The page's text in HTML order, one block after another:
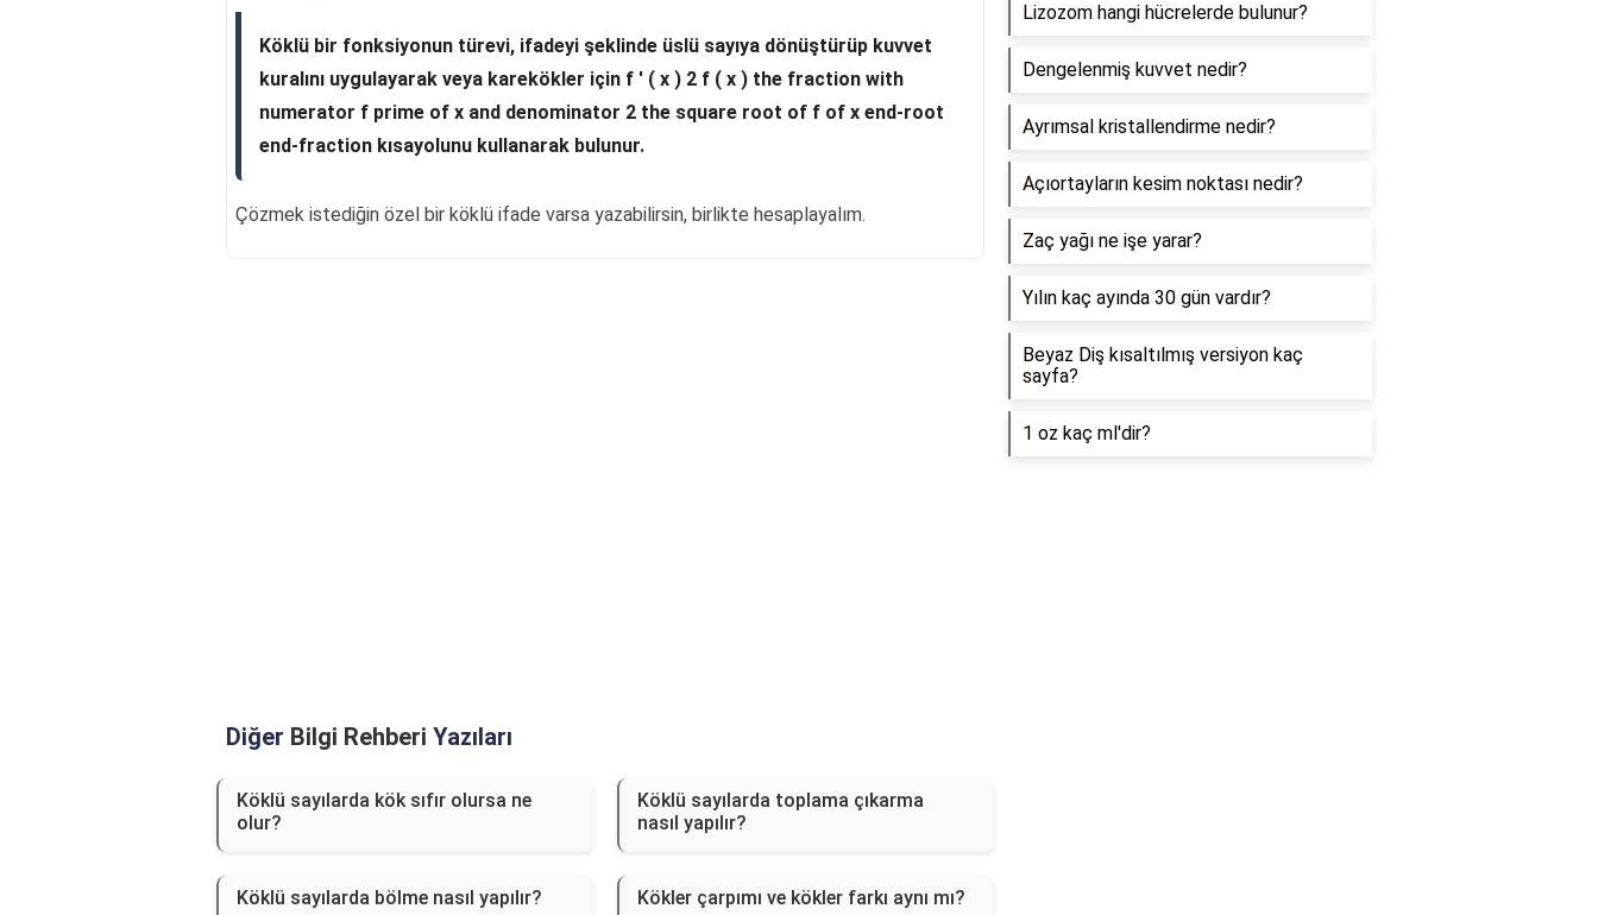
Köklü bir fonksiyonun türevi, ifadeyi şeklinde üslü sayıya dönüştürüp kuvvet
kuralını uygulayarak veya karekökler için f ′ ( x ) 2 f ( x ) the fraction with
numerator f prime of x and denominator 2 the square root of f of x end-root
end-fraction kısayolunu kullanarak bulunur.
Çözmek istediğin özel bir köklü ifade varsa yazabilirsin, birlikte hesaplayalım.
Diğer Bilgi Rehberi Yazıları
Köklü sayılarda kök sıfır olursa ne
olur?
Köklü sayılarda toplama çıkarma
nasıl yapılır?
Köklü sayılarda bölme nasıl yapılır? Kökler çarpımı ve kökler farkı aynı mı?
Lizozom hangi hücrelerde bulunur?
Dengelenmiş kuvvet nedir?
Ayrımsal kristallendirme nedir?
Açıortayların kesim noktası nedir?
Zaç yağı ne işe yarar?
Yılın kaç ayında 30 gün vardır?
Beyaz Diş kısaltılmış versiyon kaç
sayfa?
1 oz kaç ml'dir?